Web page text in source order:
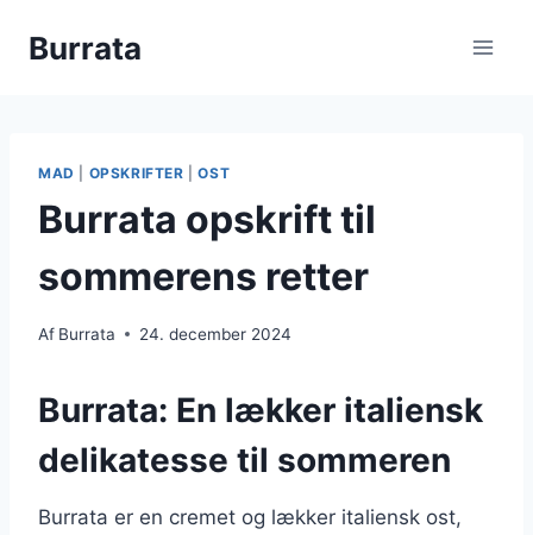
Burrata
MAD OPSKRIFTER |OST
Burrata opskrift til
sommerens retter
Af Burrata 24. december 2024
Burrata: En lækker italiensk
delikatesse til sommeren
Burrata er en cremet og lækker italiensk ost,